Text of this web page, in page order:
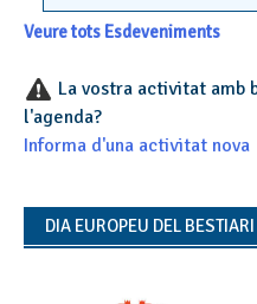
Veure tots Esdeveniments
La vostra activitat amb
l'agenda?
Informa d'una activitat nova
DIA EUROPEU DEL